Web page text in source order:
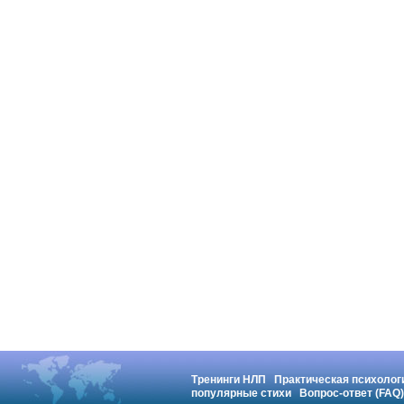
Тренинги НЛП
Практическая
популярные стихи
Вопрос-ответ (FAQ)